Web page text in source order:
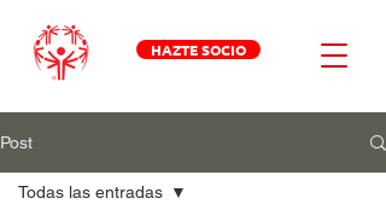
HAZTE SOCIO
Post
Todas las entradas